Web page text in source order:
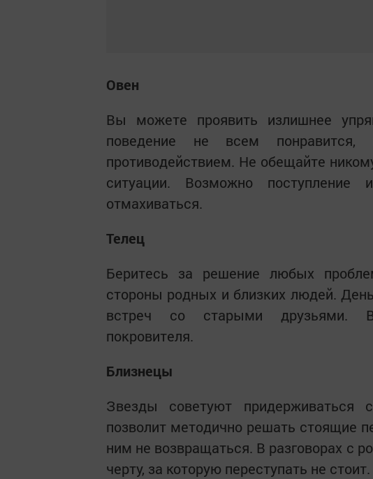
Овен
Вы можете проявить излишнее
поведение не всем
противодействием. Не обещайте
ситуации. Возможно
отмахиваться.
Телец
Беритесь за решение любых
стороны родных и близких людей.
встреч со старыми друзьями.
покровителя.
Близнецы
Звезды советуют придерживаться
позволит методично решать стоящие
ним не возвращаться. В разговорах с
черту, за которую переступать не стоит.